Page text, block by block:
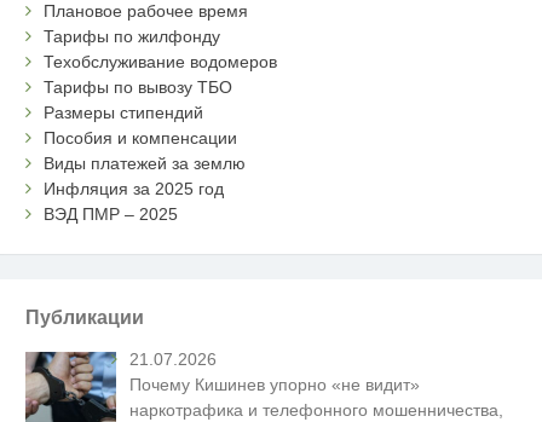
Плановое рабочее время
Тарифы по жилфонду
Техобслуживание водомеров
Тарифы по вывозу ТБО
Размеры стипендий
Пособия и компенсации
Виды платежей за землю
Инфляция за 2025 год
ВЭД ПМР – 2025
Публикации
21.07.2026
Почему Кишинев упорно «не видит»
наркотрафика и телефонного мошенничества,